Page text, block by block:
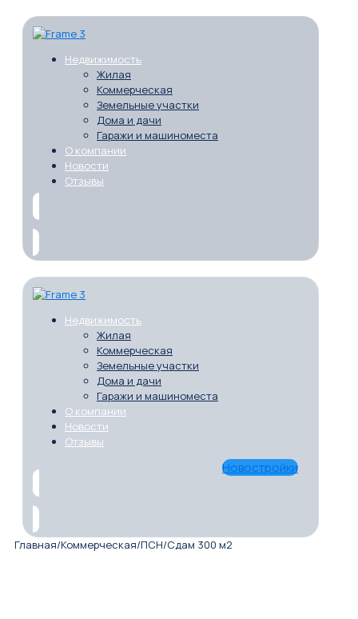
Недвижимость
Жилая
Коммерческая
Земельные участки
Дома и дачи
Гаражи и машиноместа
О компании
Новости
Отзывы
Недвижимость
Жилая
Коммерческая
Земельные участки
Дома и дачи
Гаражи и машиноместа
О компании
Новости
Отзывы
Новостройки
Главная/Коммерческая/ПСН/Сдам 300 м2